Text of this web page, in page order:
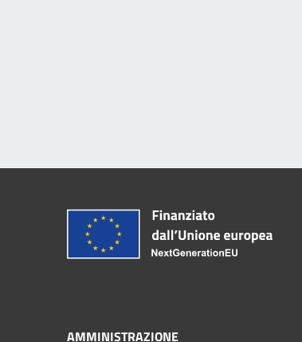
AMMINISTRAZIONE